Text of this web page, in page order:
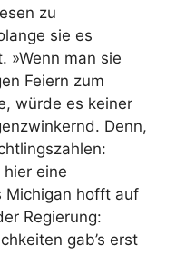
zu
sie es
»Wenn man sie
Feiern zum
würde es keiner
Denn,
eine
Michigan hofft auf
Regierung:
gab’s erst